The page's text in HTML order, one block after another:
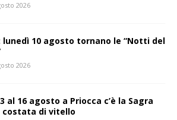
2026
lunedì 10 agosto tornano le “Notti del
2026
al 16 agosto a Priocca c’è la Sagra
costata di vitello